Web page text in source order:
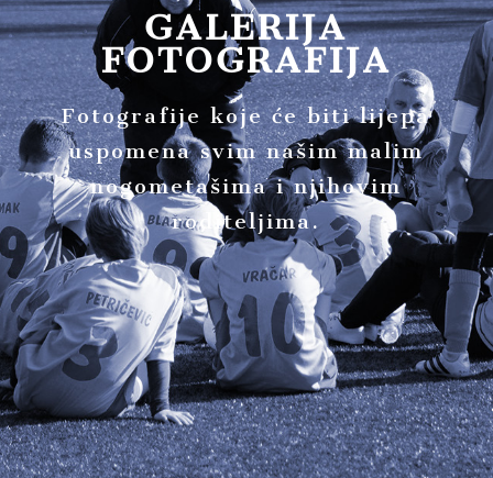
GALERIJA
FOTOGRAFIJA
Fotografije koje će biti lijepa
uspomena svim našim malim
nogometašima i njihovim
roditeljima.